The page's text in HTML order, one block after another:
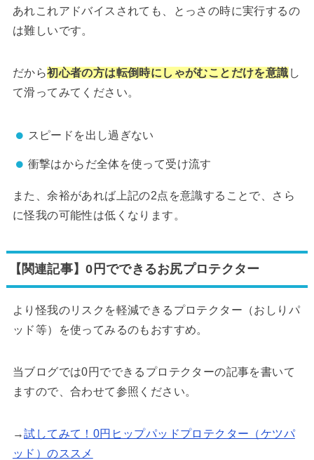
あれこれアドバイスされても、とっさの時に実行するの
は難しいです。
だから初心者の方は転倒時にしゃがむことだけを意識 し
て滑ってみてください。
スピードを出し過ぎない
衝撃はからだ全体を使って受け流す
また、余裕があれば上記の2点を意識することで、さら
に怪我の可能性は低くなります。
【関連記事】0円でできるお尻プロテクター
より怪我のリスクを軽減できるプロテクター（おしりパ
ッド等）を使ってみるのもおすすめ。
当ブログでは0円でできるプロテクターの記事を書いて
ますので、合わせて参照ください。
→試してみて！0円ヒップパッドプロテクター（ケツパ
ッド）のススメ